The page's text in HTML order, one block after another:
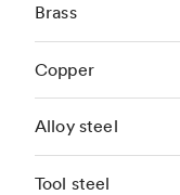
Brass
Copper
Alloy steel
Tool steel